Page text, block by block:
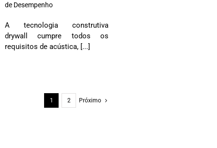
de Desempenho
A tecnologia construtiva
drywall cumpre todos os
requisitos de acústica, [...]
1 2 Próximo